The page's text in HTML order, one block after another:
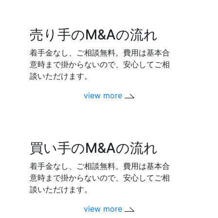
売り手のM&Aの流れ
着手金なし、ご相談無料。費用は基本合
意時まで掛からないので、安心してご相
談いただけます。
view more
買い手のM&Aの流れ
着手金なし、ご相談無料。費用は基本合
意時まで掛からないので、安心してご相
談いただけます。
view more